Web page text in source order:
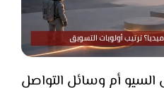
أم وسائل التواصل